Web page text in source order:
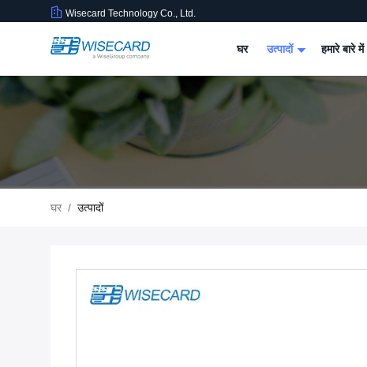
Wisecard Technology Co., Ltd.
घर उत्पादों हमारे बारे में
घर / उत्पादों